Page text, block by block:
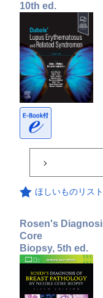
10th ed.
ほしいものリス
Rosen's
Core
Biopsy, 5th ed.